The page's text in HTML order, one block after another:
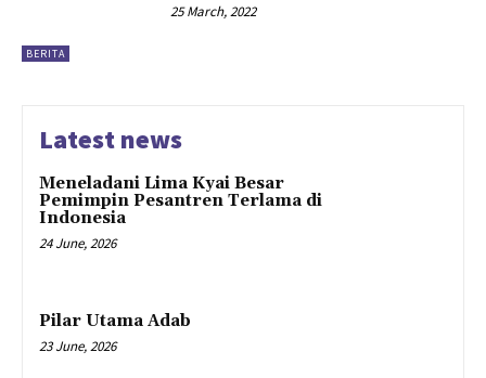
BERITA
25 March, 2022
Latest news
Meneladani Lima Kyai Besar
Pemimpin Pesantren Terlama di
Indonesia
24 June, 2026
Pilar Utama Adab
23 June, 2026